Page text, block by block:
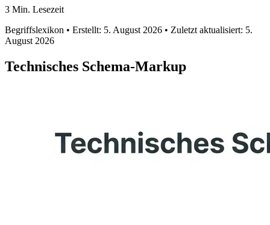
3 Min. Lesezeit
Begriffslexikon • Erstellt: 5. August 2026 • Zuletzt aktualisiert: 5.
August 2026
Technisches Schema-Markup